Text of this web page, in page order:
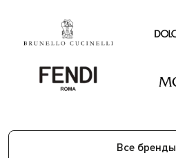
Все бренды